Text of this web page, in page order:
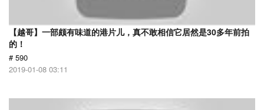
【越哥】一部颇有味道的港片儿，真不敢相信它居然是30多年前拍
的！
# 590
2019-01-08 03:11